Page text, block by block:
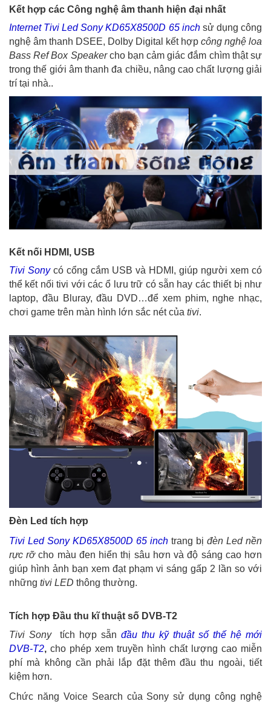
Kết hợp các Công nghệ âm thanh hiện đại nhất
Internet Tivi Led Sony KD65X8500D 65 inchsử dụng công
nghệ âm thanh DSEE, Dolby Digital kết hợp công nghệ loa
Bass Ref Box Speakercho bạn cảm giác đắm chìm thật sự
trong thế giới âm thanh đa chiều, nâng cao chất lượng giải
trí tại nhà..
Kết nối HDMI, USB
Tivi Sonycó cổng cắm USB và HDMI, giúp người xem có
thể kết nối tivi với các ổ lưu trữ có sẵn hay các thiết bị như
laptop, đầu Bluray, đầu DVD…để xem phim, nghe nhạc,
chơi game trên màn hình lớn sắc nét của tivi.
Đèn Led tích hợp
Tivi Led Sony KD65X8500D 65 inch trang bị đèn Led nền
rực rỡcho màu đen hiển thị sâu hơn và độ sáng cao hơn
giúp hình ảnh bạn xem đạt phạm vi sáng gấp 2 lần so với
những tivi LED thông thường.
Tích hợp Đầu thu kĩ thuật số DVB-T2
Tivi Sony
tích hợp sẵn đầu thu kỹ thuật số thế hệ mới
DVB-T2, cho phép xem truyền hình chất lượng cao miễn
phí mà không cần phải lắp đặt thêm đầu thu ngoài, tiết
kiệm hơn.
Chức năng Voice Search của Sony sử dụng công nghệ